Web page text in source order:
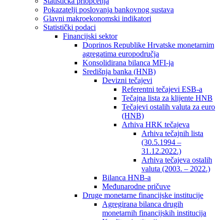
Pokazatelji poslovanja bankovnog sustava
Glavni makroekonomski indikatori
Statistički podaci
Financijski sektor
Doprinos Republike Hrvatske monetarnim
agregatima europodručja
Konsolidirana bilanca MFI-ja
Središnja banka (HNB)
Devizni tečajevi
Referentni tečajevi ESB-a
Tečajna lista za klijente HNB
Tečajevi ostalih valuta za euro
(HNB)
Arhiva HRK tečajeva
Arhiva tečajnih lista
(30.5.1994 –
31.12.2022.)
Arhiva tečajeva ostalih
valuta (2003. – 2022.)
Bilanca HNB-a
Međunarodne pričuve
Druge monetarne financijske institucije
Agregirana bilanca drugih
monetarnih financijskih institucija